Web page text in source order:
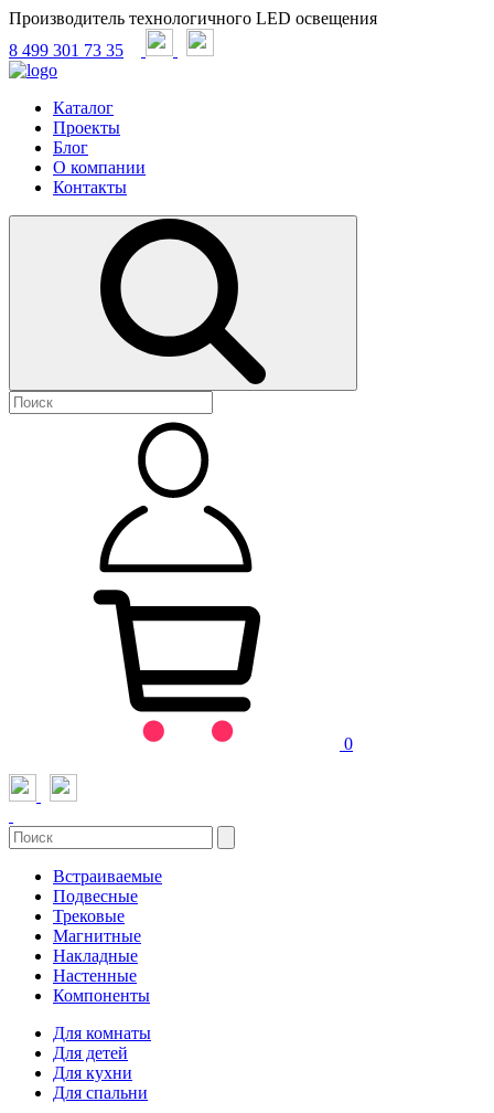
Производитель технологичного LED освещения
8 499 301 73 35
Каталог
Проекты
Блог
О компании
Контакты
0
Встраиваемые
Подвесные
Трековые
Магнитные
Накладные
Настенные
Компоненты
Для комнаты
Для детей
Для кухни
Для спальни